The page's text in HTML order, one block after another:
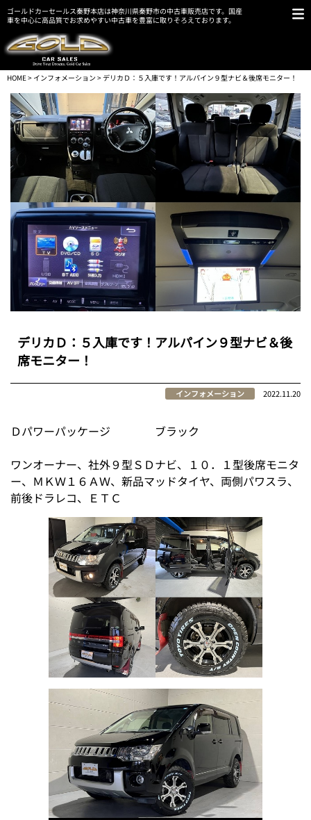
ゴールドカーセールス秦野本店は神奈川県秦野市の中古車販売店です。国産
車を中心に高品質でお求めやすい中古車を豊富に取りそろえております。
HOME> インフォメーション > デリカＤ：５入庫です！アルパイン９型ナビ＆後席モニター！
デリカＤ：５入庫です！アルパイン９型ナビ＆後
席モニター！
インフォメーション 2022.11.20
Ｄパワーパッケージ ブラック
ワンオーナー、社外９型ＳＤナビ、１０．１型後席モニタ
ー、ＭＫＷ１６ＡＷ、新品マッドタイヤ、両側パワスラ、
前後ドラレコ、ＥＴＣ